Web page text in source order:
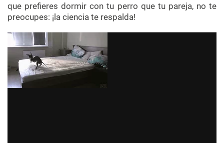
que prefieres dormir con tu perro que tu pareja, no te
preocupes: ¡la ciencia te respalda!